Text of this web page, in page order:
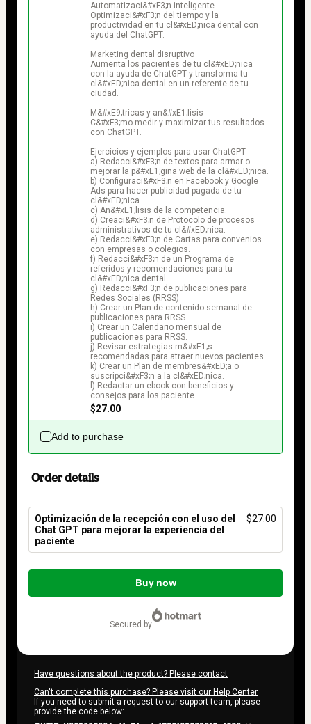
Automatizaci&#xF3;n inteligente
Optimizaci&#xF3;n del tiempo y la
productividad en tu cl&#xED;nica dental con
ayuda del ChatGPT.
Marketing dental disruptivo
Aumenta los pacientes de tu cl&#xED;nica
con la ayuda de ChatGPT y transforma tu
cl&#xED;nica dental en un referente de tu
ciudad.
M&#xE9;tricas y an&#xE1;lisis
C&#xF3;mo medir y maximizar tus resultados
con ChatGPT.
Ejercicios y ejemplos para usar ChatGPT
a) Redacci&#xF3;n de textos para armar o
mejorar la p&#xE1;gina web de la cl&#xED;nica.
b) Configuraci&#xF3;n en Facebook y Google
Ads para hacer publicidad pagada de tu
cl&#xED;nica.
c) An&#xE1;lisis de la competencia.
d) Creaci&#xF3;n de Protocolo de procesos
administrativos de tu cl&#xED;nica.
e) Redacci&#xF3;n de Cartas para convenios
con empresas o colegios.
f) Redacci&#xF3;n de un Programa de
referidos y recomendaciones para tu
cl&#xED;nica dental.
g) Redacci&#xF3;n de publicaciones para
Redes Sociales (RRSS).
h) Crear un Plan de contenido semanal de
publicaciones para RRSS.
i) Crear un Calendario mensual de
publicaciones para RRSS.
j) Revisar estrategias m&#xE1;s
recomendadas para atraer nuevos pacientes.
k) Crear un Plan de membres&#xED;a o
suscripci&#xF3;n a la cl&#xED;nica.
l) Redactar un ebook con beneficios y
consejos para los paciente.
$27.00
Add to purchase
Order details
Optimización de la recepción con el uso del
Chat GPT para mejorar la experiencia del
paciente
$27.00
Total
$27.00
Buy now
secured by
Have questions about the product? Please contact
Can't complete this purchase? Please visit our Help Center
If you need to submit a request to our support team, please
provide the code below: